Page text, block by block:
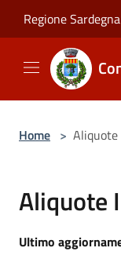
Regione Sardegna
Home >
Aliquote
Ultimo